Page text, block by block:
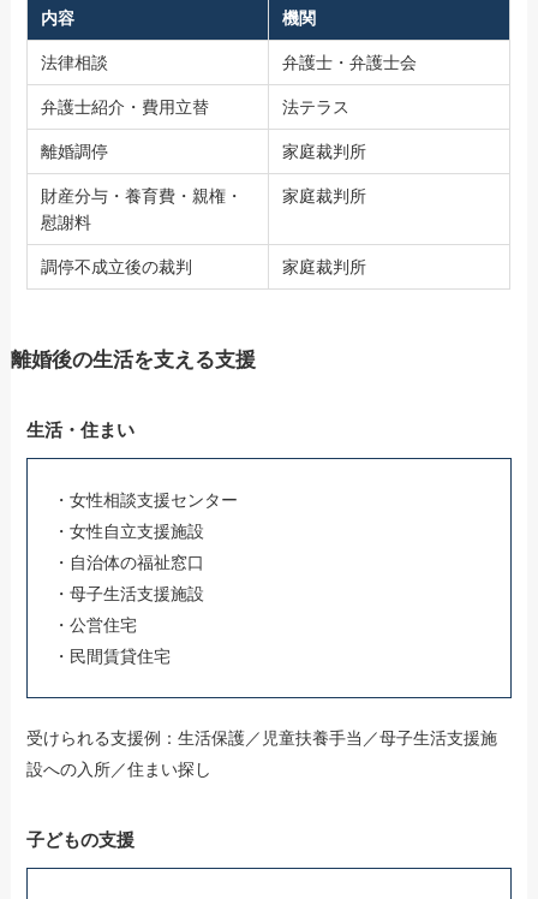
内容 機関
法律相談 弁護士・弁護士会
弁護士紹介・費用立替 法テラス
離婚調停 家庭裁判所
財産分与・養育費・親権・
慰謝料
家庭裁判所
調停不成立後の裁判 家庭裁判所
離婚後の生活を支える支援
生活・住まい
・女性相談支援センター
・女性自立支援施設
・自治体の福祉窓口
・母子生活支援施設
・公営住宅
・民間賃貸住宅
受けられる支援例：生活保護／児童扶養手当／母子生活支援施
設への入所／住まい探し
子どもの支援